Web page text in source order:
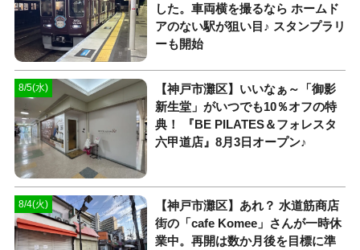
した。車両横を撮るなら ホームド
アのない駅が狙い目♪ スタンプラリ
ーも開始
8/5(水)
【神戸市灘区】いいなぁ～「御影
新生堂」がいつでも10％オフの特
典！ 『BE PILATES＆フォレスタ
六甲道店』8月3日オープン♪
8/4(火)
【神戸市灘区】あれ？ 水道筋商店
街の「cafe Komee」さんが一時休
業中。再開は数か月後を目標に準